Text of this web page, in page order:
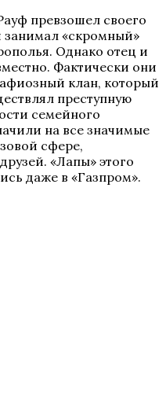
превзошел своего
занимал «скромный»
Однако отец и
Фактически они
клан, который
преступную
семейного
на все значимые
сфере,
«Лапы» этого
даже в «Газпром».